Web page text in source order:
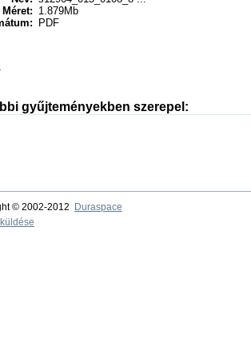
Méret: 1.879Mb
PDF
gyűjteményekben szerepel:
© 2002-2012
Duraspace